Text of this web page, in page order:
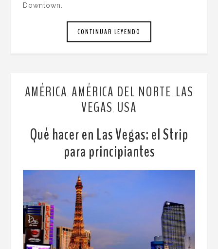
Downtown.
CONTINUAR LEYENDO
AMÉRICA, AMÉRICA DEL NORTE, LAS
VEGAS , USA
Qué hacer en Las Vegas: el Strip
para principiantes